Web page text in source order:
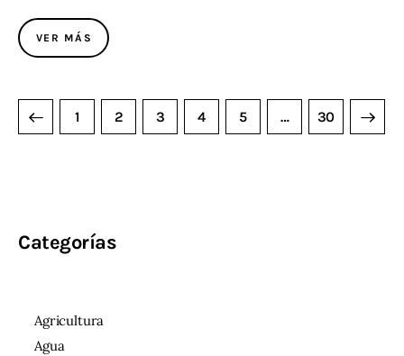
VER MÁS
1 2 3 4 5 … 30
>
Categorías
Agricultura
Agua